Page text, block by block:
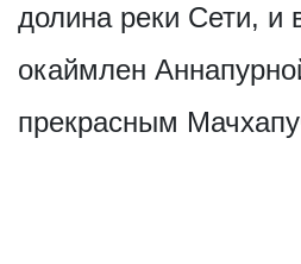
долина реки Сети, и
окаймлен
прекрасным